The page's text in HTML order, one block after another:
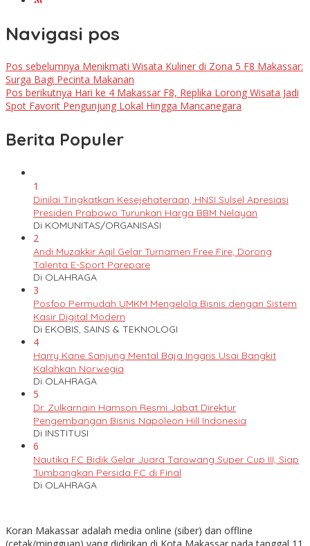
Navigasi pos
Pos sebelumnya Menikmati Wisata Kuliner di Zona 5 F8 Makassar:
Surga Bagi Pecinta Makanan
Pos berikutnya Hari ke 4 Makassar F8, Replika Lorong Wisata Jadi
Spot Favorit Pengunjung Lokal Hingga Mancanegara
Berita Populer
1
Dinilai Tingkatkan Kesejehateraan, HNSI Sulsel Apresiasi
Presiden Prabowo Turunkan Harga BBM Nelayan
Di KOMUNITAS/ORGANISASI
2
Andi Muzakkir Aqil Gelar Turnamen Free Fire, Dorong
Talenta E-Sport Parepare
Di OLAHRAGA
3
Posfoo Permudah UMKM Mengelola Bisnis dengan Sistem
Kasir Digital Modern
Di EKOBIS, SAINS & TEKNOLOGI
4
Harry Kane Sanjung Mental Baja Inggris Usai Bangkit
Kalahkan Norwegia
Di OLAHRAGA
5
Dr. Zulkarnain Hamson Resmi Jabat Direktur
Pengembangan Bisnis Napoleon Hill Indonesia
Di INSTITUSI
6
Nautika FC Bidik Gelar Juara Tarowang Super Cup III, Siap
Tumbangkan Persida FC di Final
Di OLAHRAGA
Koran Makassar adalah media online (siber) dan offline